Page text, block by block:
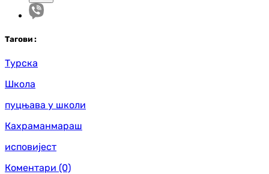
Тагови :
Турска
Школа
пуцњава у школи
Кахраманмараш
исповијест
Коментари (0)